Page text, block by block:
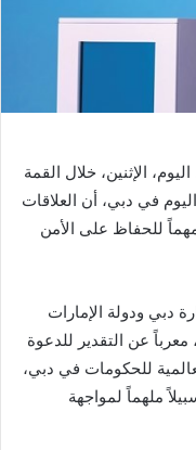
الإثنين، خلال القمة
في دبي، أن العلاقات
للحفاظ على الأمن
دبي ودولة الإمارات
عن التقدير للدعوة
للحكومات في دبي،
ملهماً لمواجهة